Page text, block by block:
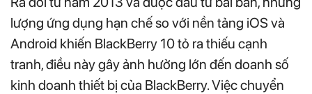
lượng ứng dụng hạn chế so với nền tảng iOS và
Android khiến BlackBerry 10 tỏ ra thiếu cạnh
tranh, điều này gây ảnh hưởng lớn đến doanh số
kinh doanh thiết bị của BlackBerry. Việc chuyển